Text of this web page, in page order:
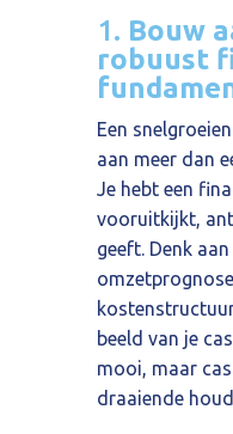
1. Bouw
robuust
Een
aan meer dan
Je hebt een
vooruitkijkt,
geeft. Denk
beeld van je
mooi, maar
draaiende